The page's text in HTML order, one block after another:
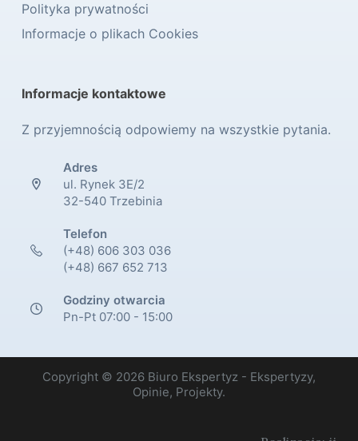
Polityka prywatności
Informacje o plikach Cookies
Informacje kontaktowe
Z przyjemnością odpowiemy na wszystkie pytania.
Adres
ul. Rynek 3E/2
32-540 Trzebinia
Telefon
(+48) 606 303 036
(+48) 667 652 713
Godziny otwarcia
Pn-Pt 07:00 - 15:00
Copyright © 2026 Biuro Ekspertyz - Ekspertyzy,
Opinie, Projekty.